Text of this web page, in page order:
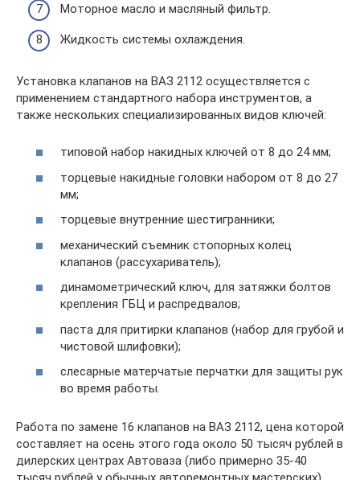
Моторное масло и масляный фильтр.
Жидкость системы охлаждения.
Установка клапанов на ВАЗ 2112 осуществляется с
применением стандартного набора инструментов, а
также нескольких специализированных видов ключей:
типовой набор накидных ключей от 8 до 24 мм;
торцевые накидные головки набором от 8 до 27
мм;
торцевые внутренние шестигранники;
механический съемник стопорных колец
клапанов (рассухариватель);
динамометрический ключ, для затяжки болтов
крепления ГБЦ и распредвалов;
паста для притирки клапанов (набор для грубой и
чистовой шлифовки);
слесарные матерчатые перчатки для защиты рук
во время работы.
Работа по замене 16 клапанов на ВАЗ 2112, цена которой
составляет на осень этого года около 50 тысяч рублей в
дилерских центрах Автоваза (либо примерно 35-40